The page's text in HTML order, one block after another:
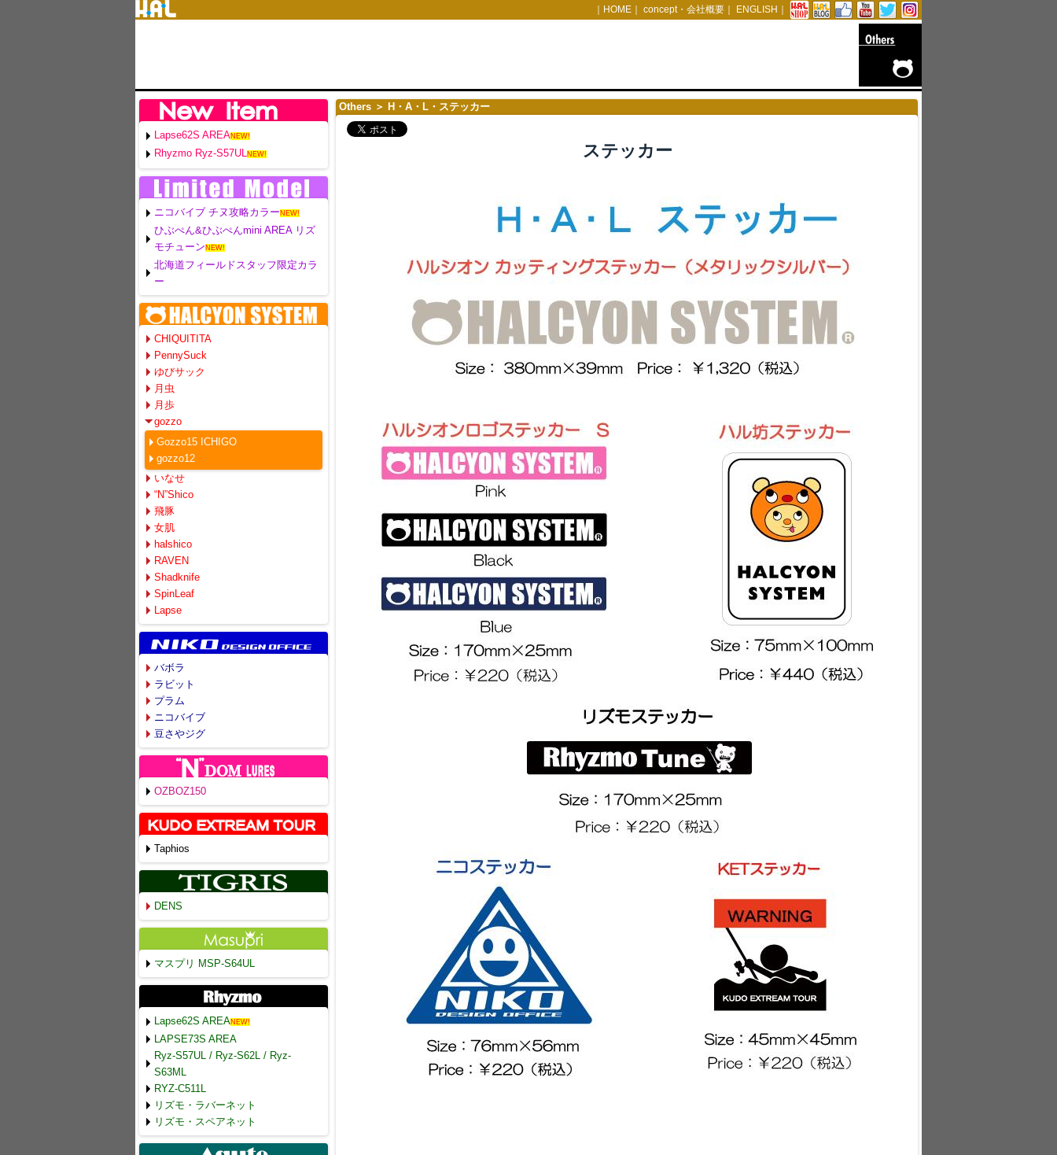
｜ HOME ｜ concept・会社概要 ｜ ENGLISH ｜
Others ＞ H・A・L・ステッカー
ステッカー
Lapse62S AREANEW!
Rhyzmo Ryz-S57ULNEW!
ニコバイブ チヌ攻略カラー NEW!
ひぶぺん&ひぶぺんmini AREA リズ
モチューン NEW!
北海道フィールドスタッフ限定カラ
ー
CHIQUITITA
PennySuck
ゆびサック
月虫
月歩
gozzo
Gozzo15 ICHIGO
gozzo12
いなせ
“N”Shico
飛豚
女肌
halshico
RAVEN
Shadknife
SpinLeaf
Lapse
バボラ
ラビット
プラム
ニコバイブ
豆さやジグ
OZBOZ150
Taphios
DENS
マスプリ MSP-S64UL
Lapse62S AREANEW!
LAPSE73S AREA
Ryz-S57UL / Ryz-S62L / Ryz-
S63ML
RYZ-C511L
リズモ・ラバーネット
リズモ・スペアネット